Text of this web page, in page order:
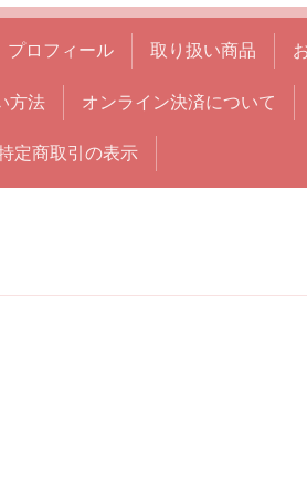
プロフィール 取り扱い商品
方法 オンライン決済について
定商取引の表示